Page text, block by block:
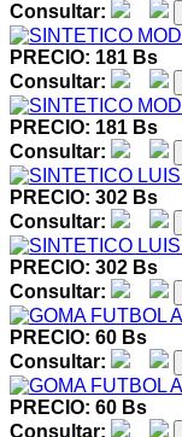
Consultar:
PRECIO: 181 Bs
Consultar:
PRECIO: 181 Bs
Consultar:
PRECIO: 302 Bs
Consultar:
PRECIO: 302 Bs
Consultar:
PRECIO: 60 Bs
Consultar:
PRECIO: 60 Bs
Consultar: